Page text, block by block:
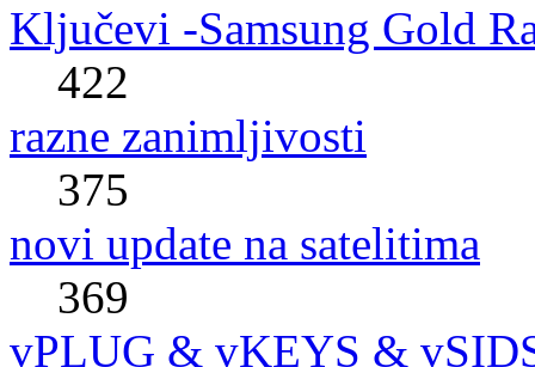
Ključevi -Samsung Gold
422
razne zanimljivosti
375
novi update na satelitima
369
vPLUG & vKEYS &